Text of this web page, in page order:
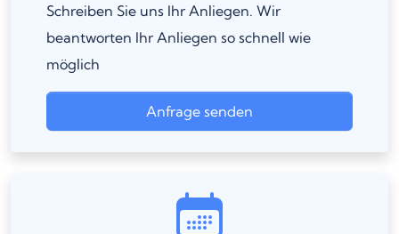
Schreiben Sie uns Ihr Anliegen. Wir
beantworten Ihr Anliegen so schnell wie
möglich
Anfrage senden